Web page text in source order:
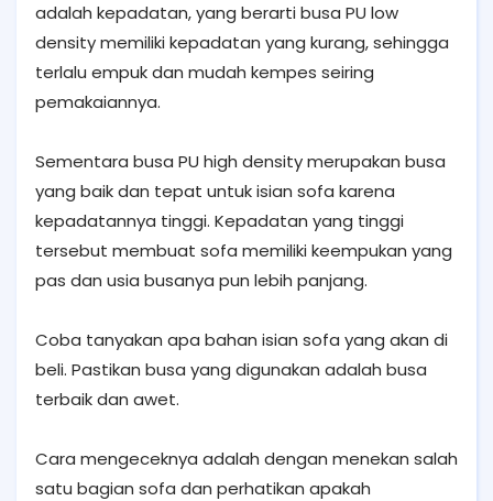
adalah kepadatan, yang berarti busa PU low
density memiliki kepadatan yang kurang, sehingga
terlalu empuk dan mudah kempes seiring
pemakaiannya.
Sementara busa PU high density merupakan busa
yang baik dan tepat untuk isian sofa karena
kepadatannya tinggi. Kepadatan yang tinggi
tersebut membuat sofa memiliki keempukan yang
pas dan usia busanya pun lebih panjang.
Coba tanyakan apa bahan isian sofa yang akan di
beli. Pastikan busa yang digunakan adalah busa
terbaik dan awet.
Cara mengeceknya adalah dengan menekan salah
satu bagian sofa dan perhatikan apakah